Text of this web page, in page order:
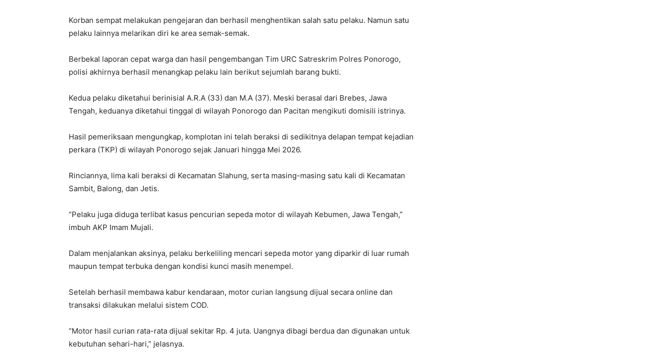
Korban sempat melakukan pengejaran dan berhasil menghentikan salah satu pelaku. Namun satu
pelaku lainnya melarikan diri ke area semak-semak.
Berbekal laporan cepat warga dan hasil pengembangan Tim URC Satreskrim Polres Ponorogo,
polisi akhirnya berhasil menangkap pelaku lain berikut sejumlah barang bukti.
Kedua pelaku diketahui berinisial A.R.A (33) dan M.A (37). Meski berasal dari Brebes, Jawa
Tengah, keduanya diketahui tinggal di wilayah Ponorogo dan Pacitan mengikuti domisili istrinya.
Hasil pemeriksaan mengungkap, komplotan ini telah beraksi di sedikitnya delapan tempat kejadian
perkara (TKP) di wilayah Ponorogo sejak Januari hingga Mei 2026.
Rinciannya, lima kali beraksi di Kecamatan Slahung, serta masing-masing satu kali di Kecamatan
Sambit, Balong, dan Jetis.
“Pelaku juga diduga terlibat kasus pencurian sepeda motor di wilayah Kebumen, Jawa Tengah,”
imbuh AKP Imam Mujali.
Dalam menjalankan aksinya, pelaku berkeliling mencari sepeda motor yang diparkir di luar rumah
maupun tempat terbuka dengan kondisi kunci masih menempel.
Setelah berhasil membawa kabur kendaraan, motor curian langsung dijual secara online dan
transaksi dilakukan melalui sistem COD.
“Motor hasil curian rata-rata dijual sekitar Rp. 4 juta. Uangnya dibagi berdua dan digunakan untuk
kebutuhan sehari-hari,” jelasnya.